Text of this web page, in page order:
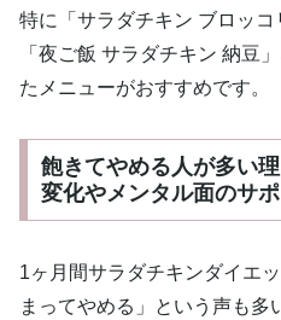
特に「サラダチキン ブロッ
「夜ご飯 サラダチキン 納豆
たメニューがおすすめです。
飽きてやめる人が多い
変化やメンタル面のサ
1ヶ月間サラダチキンダイエ
まってやめる」という声も多